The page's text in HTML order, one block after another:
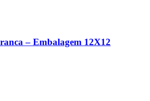
– Embalagem 12X12